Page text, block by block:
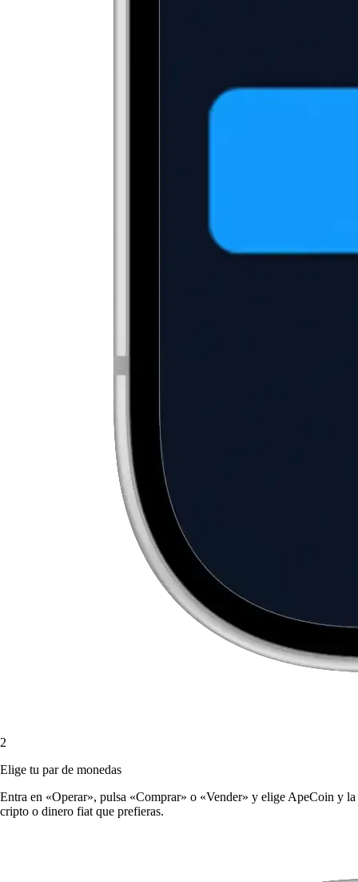
2
Elige tu par de monedas
Entra en «Operar», pulsa «Comprar» o «Vender» y elige ApeCoin y la
cripto o dinero fiat que prefieras.